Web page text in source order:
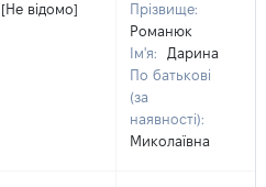
[Не відомо]
Прізвище:
Романюк
Ім'я:
Дарина
По батькові
(за
наявності):
Миколаївна